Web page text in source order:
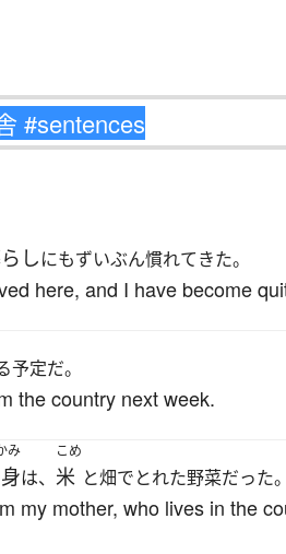
しにもずいぶん慣れてきた。
here, and I have become
定だ。
the country next week.
み
は、
こめ
米 と畑でとれた野菜だった。
my mother, who lives in the